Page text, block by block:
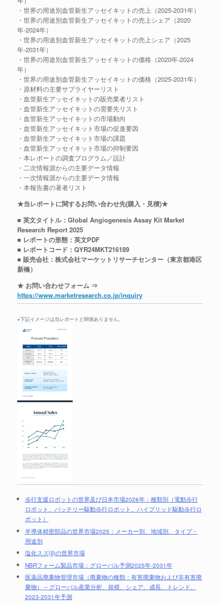
・世界の用途別血管新生アッセイキットの売上（2025-2031年）
・世界の用途別血管新生アッセイキットの売上シェア（2020
年-2024年）
・世界の用途別血管新生アッセイキットの売上シェア（2025
年-2031年）
・世界の用途別血管新生アッセイキットの価格（2020年-2024
年）
・世界の用途別血管新生アッセイキットの価格（2025-2031年）
・原材料の主要サプライヤーリスト
・血管新生アッセイキットの販売業者リスト
・血管新生アッセイキットの需要先リスト
・血管新生アッセイキットの市場動向
・血管新生アッセイキット市場の促進要因
・血管新生アッセイキット市場の課題
・血管新生アッセイキット市場の抑制要因
・本レポートの調査プログラム／設計
・二次情報源からの主要データ情報
・一次情報源からの主要データ情報
・本報告書の著者リスト
★当レポートに関するお問い合わせ先(購入・見積)★
■ 英文タイトル：Global Angiogenesis Assay Kit Market
Research Report 2025
■ レポートの形態：英文PDF
■ レポートコード：QYR24MKT216189
■ 販売会社：株式会社マーケットリサーチセンター（東京都港区
新橋）
★ お問い合わせフォーム ⇒
https://www.marketresearch.co.jp/inquiry
※下記イメージは当レポートと関係ありません。
歩行支援ロボットの世界及び日本市場2026年：種類別（電動歩行
ロボット、バッテリー駆動歩行ロボット、ハイブリッド駆動歩行ロ
ボット）
半導体精密部品の世界市場2025：メーカー別、地域別、タイプ・
用途別
塩化スズ(II)の世界市場
NBRフォーム製品市場：グローバル予測2025年-2031年
医薬品廃棄物管理市場（廃棄物の種類：有害廃棄物および非有害廃
棄物） – グローバル産業分析、規模、シェア、成長、トレンド、
2023-2031年予測